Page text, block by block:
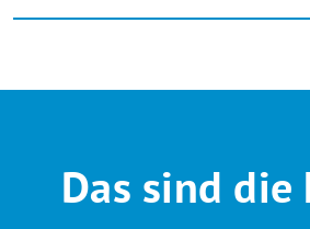
Das sind die